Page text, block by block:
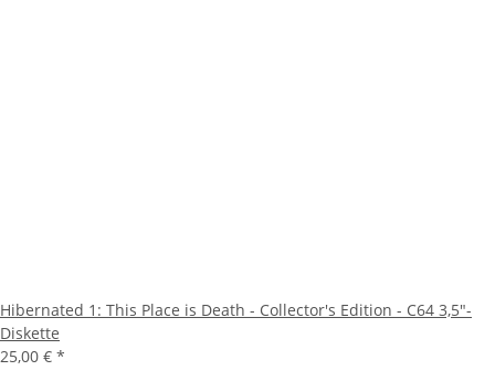
Hibernated 1: This Place is Death - Collector's Edition - C64 3,5"-
Diskette
25,00 € *